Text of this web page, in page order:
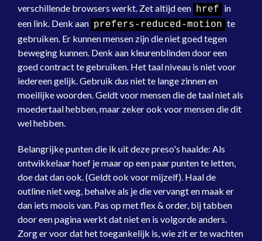
verschillende browsers werkt. Zet altijd een href in
een link. Denk aan prefers-reduced-motion te
gebruiken. Er kunnen mensen zijn die niet goed tegen
beweging kunnen. Denk aan kleurenblinden door een
goed contract te gebruiken. Het taal niveau is niet voor
iedereen gelijk. Gebruik dus niet te lange zinnen en
moeilijke woorden. Geldt voor mensen die de taal niet als
moedertaal hebben, maar zeker ook voor mensen die dit
wel hebben.
Belangrijke punten die ik uit deze preso's haalde: Als
ontwikkelaar hoef je maar op een paar punten te letten,
doe dat dan ook. (Geldt ook voor mijzelf). Haal de
outline niet weg, behalve als je die vervangt en maak er
dan iets moois van. Pas op met flex & order, bij tabben
door een pagina werkt dat niet en is volgorde anders.
Zorg er voor dat het toegankelijk is, wie zit er te wachten